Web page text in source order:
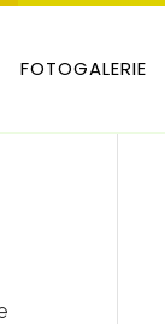
FOTOGALERIE